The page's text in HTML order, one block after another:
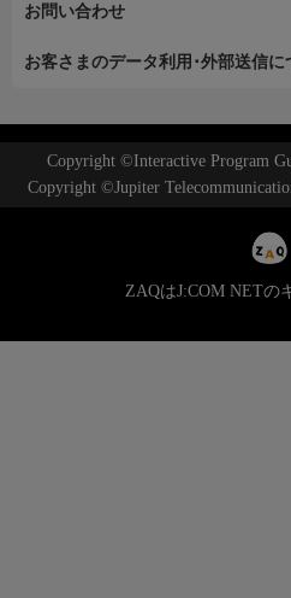
お問い合わせ
お客さまのデータ利用･外部送信に
Copyright ©Interactive Program
Copyright ©Jupiter
ZAQはJ:COM NETの